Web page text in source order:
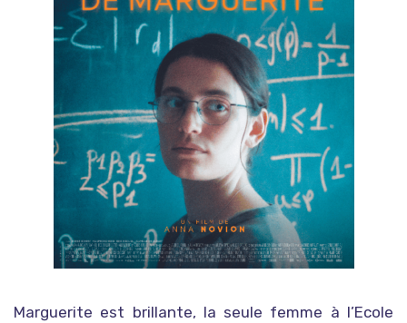
Marguerite est brillante, la seule femme à l’Ecole